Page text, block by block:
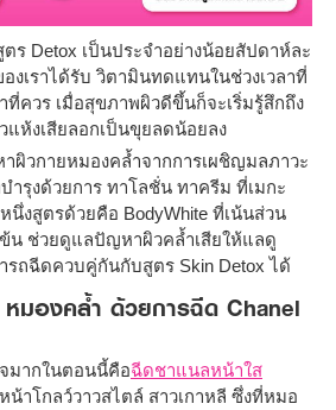
ร Detox เป็นประจำอย่างน้อยสัปดาห์ละ
งเราได้รับ วิตามินทดแทนในช่วงเวลาที่
ที่ควร เมื่อสุขภาพผิวดีขึ้นก็จะเริ่มรู้สึกถึง
ห้งเสียลอกเป็นขุยลดน้อยลง
ผิวกายหมองคล้ำจากการเผชิญมลภาวะ
ำรุงด้วยการ ทาโลชั่น ทาครีม ที่เมกะ
งสูตรด้วยคือ BodyWhite ที่เน้นส่วน
น ช่วยดูแลปัญหาผิวคล้ำเสียให้แลดู
รถฉีดควบคู่กันกับสูตร Skin Detox ได้
มองคล้ำ ด้วยการฉีด Chanel
มากในตอนนี้คือฉีดชาแนลหน้าใส
น้าโกลว์วาวสไตล์ สาวเกาหลี ซึ่งที่หมอ